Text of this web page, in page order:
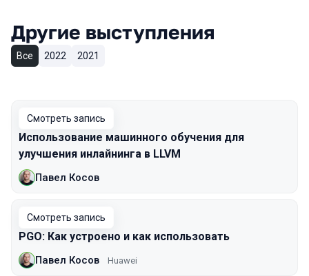
Другие выступления
Все 2022 2021
Смотреть запись
Использование машинного обучения для
улучшения инлайнинга в LLVM
Павел Косов
Смотреть запись
PGO: Как устроено и как использовать
Павел Косов Huawei